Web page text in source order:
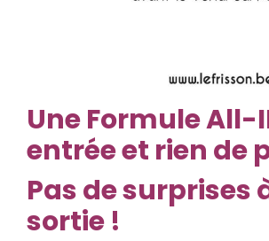
Une Formule All-
entrée et rien de
Pas de surprises
sortie !